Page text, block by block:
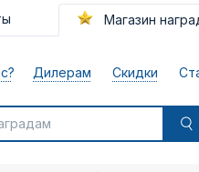
Магазин
Дилерам Скидки